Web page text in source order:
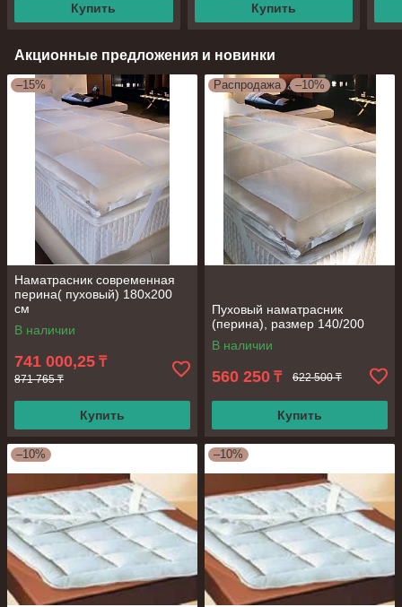
Купить Купить
Акционные предложения и новинки
–15%
Наматрасник современная
перина( пуховый) 180х200
см
В наличии
741 000,25 ₸
871 765 ₸
Купить
Распродажа –10%
Пуховый наматрасник
(перина), размер 140/200
В наличии
560 250 ₸ 622 500 ₸
Купить
–10% –10%